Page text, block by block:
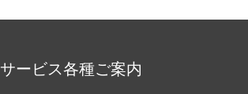
サービス各種ご案内